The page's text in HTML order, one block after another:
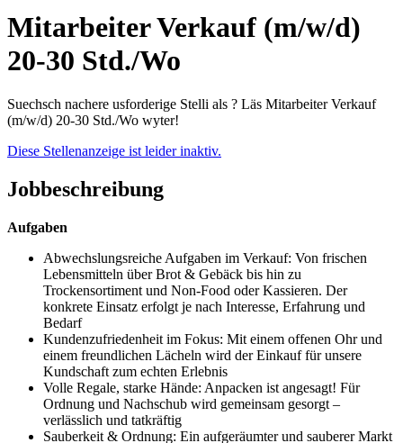
Mitarbeiter Verkauf (m/w/d)
20-30 Std./Wo
Suechsch nachere usforderige Stelli als ? Läs Mitarbeiter Verkauf
(m/w/d) 20-30 Std./Wo wyter!
Diese Stellenanzeige ist leider inaktiv.
Jobbeschreibung
Aufgaben
Abwechslungsreiche Aufgaben im Verkauf: Von frischen
Lebensmitteln über Brot & Gebäck bis hin zu
Trockensortiment und Non-Food oder Kassieren. Der
konkrete Einsatz erfolgt je nach Interesse, Erfahrung und
Bedarf
Kundenzufriedenheit im Fokus: Mit einem offenen Ohr und
einem freundlichen Lächeln wird der Einkauf für unsere
Kundschaft zum echten Erlebnis
Volle Regale, starke Hände: Anpacken ist angesagt! Für
Ordnung und Nachschub wird gemeinsam gesorgt –
verlässlich und tatkräftig
Sauberkeit & Ordnung: Ein aufgeräumter und sauberer Markt